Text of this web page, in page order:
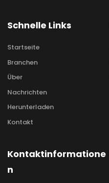
Schnelle Links
Startseite
Branchen
Über
Nachrichten
Herunterladen
Kontakt
Kontaktinformatione
n